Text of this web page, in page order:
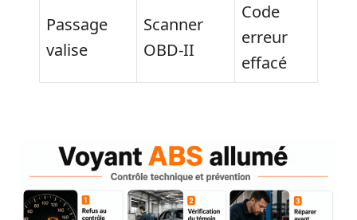
Passage
valise
Scanner
OBD-II
Code
erreur
effacé